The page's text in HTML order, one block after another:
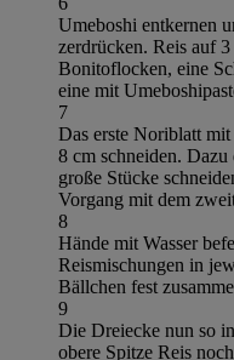
Umeboshi entkernen
zerdrücken. Reis auf
Bonitoflocken, eine
eine mit
7
Das erste Noriblatt
8 cm schneiden.
große Stücke
Vorgang mit dem
8
Hände mit Wasser
Reismischungen in
Bällchen fest
9
Die Dreiecke nun so
obere Spitze Reis